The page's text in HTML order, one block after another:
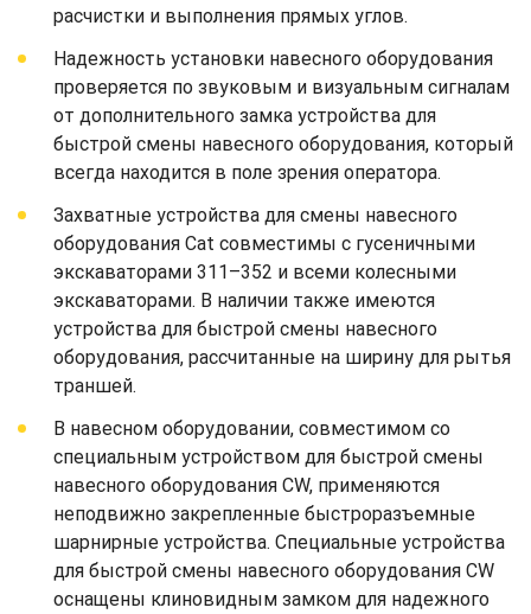
расчистки и выполнения прямых углов.
Надежность установки навесного оборудования
проверяется по звуковым и визуальным сигналам
от дополнительного замка устройства для
быстрой смены навесного оборудования, который
всегда находится в поле зрения оператора.
Захватные устройства для смены навесного
оборудования Cat совместимы с гусеничными
экскаваторами 311–352 и всеми колесными
экскаваторами. В наличии также имеются
устройства для быстрой смены навесного
оборудования, рассчитанные на ширину для рытья
траншей.
В навесном оборудовании, совместимом со
специальным устройством для быстрой смены
навесного оборудования CW, применяются
неподвижно закрепленные быстроразъемные
шарнирные устройства. Специальные устройства
для быстрой смены навесного оборудования CW
оснащены клиновидным замком для надежного